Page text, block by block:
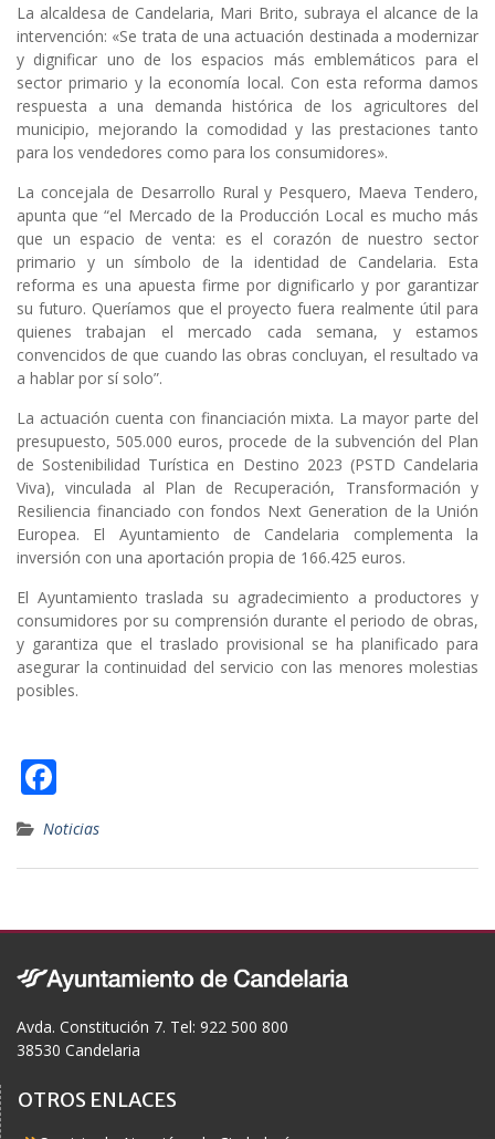
La alcaldesa de Candelaria, Mari Brito, subraya el alcance de la
intervención: «Se trata de una actuación destinada a modernizar
y dignificar uno de los espacios más emblemáticos para el
sector primario y la economía local. Con esta reforma damos
respuesta a una demanda histórica de los agricultores del
municipio, mejorando la comodidad y las prestaciones tanto
para los vendedores como para los consumidores».
La concejala de Desarrollo Rural y Pesquero, Maeva Tendero,
apunta que “el Mercado de la Producción Local es mucho más
que un espacio de venta: es el corazón de nuestro sector
primario y un símbolo de la identidad de Candelaria. Esta
reforma es una apuesta firme por dignificarlo y por garantizar
su futuro. Queríamos que el proyecto fuera realmente útil para
quienes trabajan el mercado cada semana, y estamos
convencidos de que cuando las obras concluyan, el resultado va
a hablar por sí solo”.
La actuación cuenta con financiación mixta. La mayor parte del
presupuesto, 505.000 euros, procede de la subvención del Plan
de Sostenibilidad Turística en Destino 2023 (PSTD Candelaria
Viva), vinculada al Plan de Recuperación, Transformación y
Resiliencia financiado con fondos Next Generation de la Unión
Europea. El Ayuntamiento de Candelaria complementa la
inversión con una aportación propia de 166.425 euros.
El Ayuntamiento traslada su agradecimiento a productores y
consumidores por su comprensión durante el periodo de obras,
y garantiza que el traslado provisional se ha planificado para
asegurar la continuidad del servicio con las menores molestias
posibles.
ac
e
b
o
k
Noticias
Avda. Constitución 7. Tel: 922 500 800
38530 Candelaria
OTROS ENLACES